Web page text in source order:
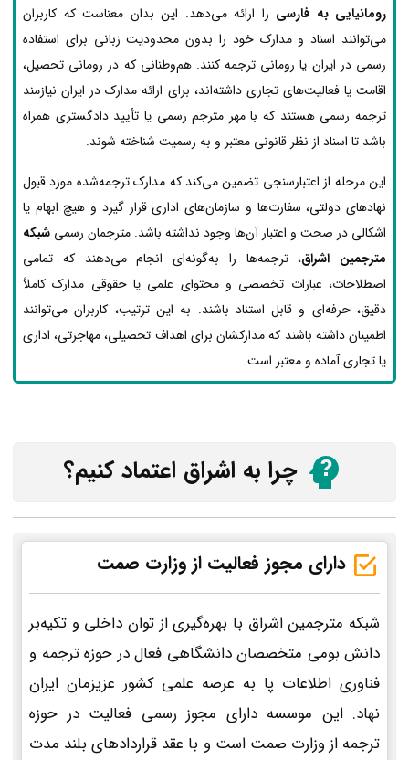
رومانیایی به فارسی را ارائه می‌دهد. این بدان معناست که کاربران
می‌توانند اسناد و مدارک خود را بدون محدودیت زبانی برای استفاده
رسمی در ایران یا رومانی ترجمه کنند. هم‌وطنانی که در رومانی تحصیل،
اقامت یا فعالیت‌های تجاری داشته‌اند، برای ارائه مدارک در ایران نیازمند
ترجمه رسمی هستند که با مهر مترجم رسمی یا تأیید دادگستری همراه
باشد تا اسناد از نظر قانونی معتبر و به رسمیت شناخته شوند.
این مرحله از اعتبارسنجی تضمین می‌کند که مدارک ترجمه‌شده مورد قبول
نهادهای دولتی، سفارت‌ها و سازمان‌های اداری قرار گیرد و هیچ ابهام یا
اشکالی در صحت و اعتبار آن‌ها وجود نداشته باشد. مترجمان رسمی شبکه
مترجمین اشراق، ترجمه‌ها را به‌گونه‌ای انجام می‌دهند که تمامی
اصطلاحات، عبارات تخصصی و محتوای علمی یا حقوقی مدارک کاملاً
دقیق، حرفه‌ای و قابل استناد باشند. به این ترتیب، کاربران می‌توانند
اطمینان داشته باشند که مدارکشان برای اهداف تحصیلی، مهاجرتی، اداری
یا تجاری آماده و معتبر است.
چرا به اشراق اعتماد کنیم؟
دارای مجوز فعالیت از وزارت صمت
شبکه مترجمین اشراق با بهره‌گیری از توان داخلی و تکیه‌بر
دانش بومی متخصصان دانشگاهی فعال در حوزه ترجمه و
فناوری اطلاعات پا به عرصه علمی کشور عزیزمان ایران
نهاد. این موسسه دارای مجوز رسمی فعالیت در حوزه
ترجمه از وزارت صمت است و با عقد قراردادهای بلند مدت